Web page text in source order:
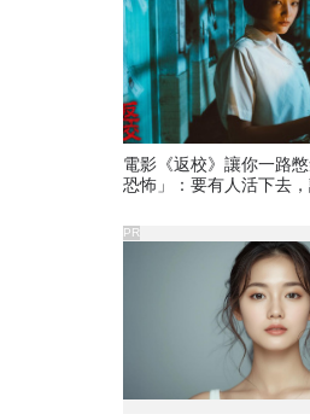
電影《返校》讓你一路
恐怖」：要有人活下去
PR